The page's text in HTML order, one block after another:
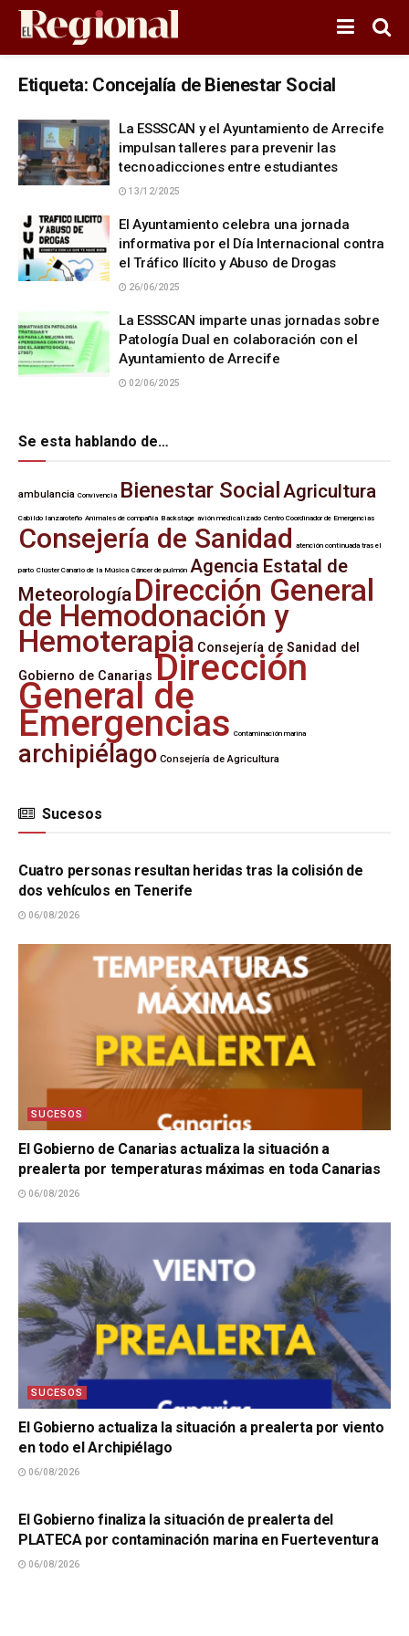
Etiqueta: Concejalía de Bienestar Social
La ESSSCAN y el Ayuntamiento de Arrecife
impulsan talleres para prevenir las
tecnoadicciones entre estudiantes
13/12/2025
El Ayuntamiento celebra una jornada
informativa por el Día Internacional contra
el Tráfico Ilícito y Abuso de Drogas
26/06/2025
La ESSSCAN imparte unas jornadas sobre
Patología Dual en colaboración con el
Ayuntamiento de Arrecife
02/06/2025
Se esta hablando de…
ambulancia Convivencia Bienestar Social Agricultura
Cabildo lanzaroteño Animales de compañía Backstage avión medicalizado Centro Coordinador de Emergencias
Consejería de Sanidad atención continuada tras el
parto Clúster Canario de la Música Cáncer de pulmón Agencia Estatal de
Meteorología Dirección General
de Hemodonación y
Hemoterapia Consejería de Sanidad del
Gobierno de Canarias Dirección
General de
Emergencias Contaminación marina
archipiélago Consejería de Agricultura
Sucesos
SUCESOS
Cuatro personas resultan heridas tras la colisión de
dos vehículos en Tenerife
06/08/2026
SUCESOS
El Gobierno de Canarias actualiza la situación a
prealerta por temperaturas máximas en toda Canarias
06/08/2026
SUCESOS
El Gobierno actualiza la situación a prealerta por viento
en todo el Archipiélago
06/08/2026
El Gobierno finaliza la situación de prealerta del
PLATECA por contaminación marina en Fuerteventura
06/08/2026